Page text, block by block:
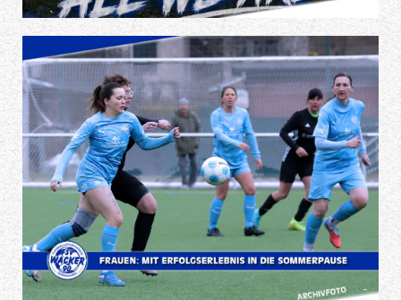
geben, dass wir in dieser Liga bleiben wollen! Jeder einzelne
auf dem Platz, jeder einzelne Funktionär, jeder Sponsor,
Sommerpause
Das erste Jahr im Ligabetrieb haben unsere Fußballerinnen
nun hinter sich gebracht. Mit einem 10:0 Erfolg am Sonntag
beim SV Blau-Weiß Lipperechterode verabschiedet sich
unsere Frauenmannschaft in die Sommerpause. Für
unseren FSV trafen Jessica Schleusing (4), Mandy
Hartmann, Mandy Weißleder, Helene Michel, Angelique
Neubauer, Hanna Schmidt und Lara Henning. Detlef
Ludwigs: Im letzten Auswärtsspiel der Saison trat unsere
Mannschaft gegen Lipprechterode an. Es war eine
spielerisch wirklich gute Leistung, wo sich gleich 7
Spielerinnen in die Torschützenliste eintragen konnten.